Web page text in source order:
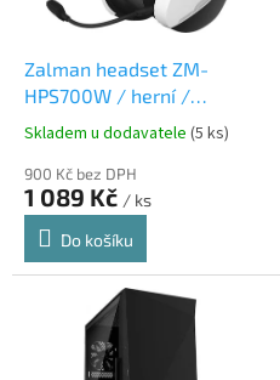
Zalman headset ZM-
HPS700W / herní /
náhlavní / bezdrátový /
50mm měniče / 3,5mm
jack / bíločerný
Skladem u dodavatele (5 ks)
900 Kč bez DPH
1 089 Kč / ks
Do košíku